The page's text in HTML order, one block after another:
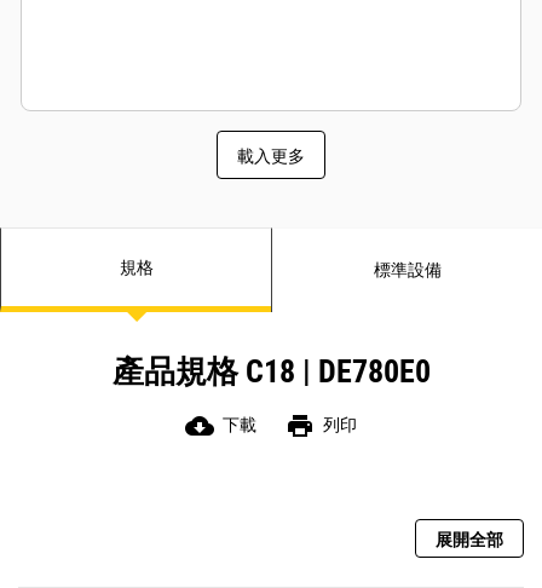
載入更多
規格 標準設備
產品規格 C18 | DE780E0
cloud_download 下載 print 列印
展開全部